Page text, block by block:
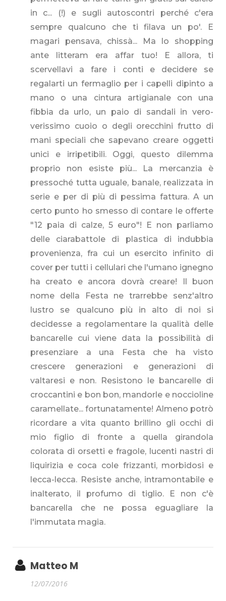
in c... (!) e sugli autoscontri perché c'era
sempre qualcuno che ti filava un po'. E
magari pensava, chissà... Ma lo shopping
ante litteram era affar tuo! E allora, ti
scervellavi a fare i conti e decidere se
regalarti un fermaglio per i capelli dipinto a
mano o una cintura artigianale con una
fibbia da urlo, un paio di sandali in vero-
verissimo cuoio o degli orecchini frutto di
mani speciali che sapevano creare oggetti
unici e irripetibili. Oggi, questo dilemma
proprio non esiste più... La mercanzia è
pressoché tutta uguale, banale, realizzata in
serie e per di più di pessima fattura. A un
certo punto ho smesso di contare le offerte
"12 paia di calze, 5 euro"! E non parliamo
delle ciarabattole di plastica di indubbia
provenienza, fra cui un esercito infinito di
cover per tutti i cellulari che l'umano ignegno
ha creato e ancora dovrà creare! Il buon
nome della Festa ne trarrebbe senz'altro
lustro se qualcuno più in alto di noi si
decidesse a regolamentare la qualità delle
bancarelle cui viene data la possibilità di
presenziare a una Festa che ha visto
crescere generazioni e generazioni di
valtaresi e non. Resistono le bancarelle di
croccantini e bon bon, mandorle e noccioline
caramellate... fortunatamente! Almeno potrò
ricordare a vita quanto brillino gli occhi di
mio figlio di fronte a quella girandola
colorata di orsetti e fragole, lucenti nastri di
liquirizia e coca cole frizzanti, morbidosi e
lecca-lecca. Resiste anche, intramontabile e
inalterato, il profumo di tiglio. E non c'è
bancarella che ne possa eguagliare la
l'immutata magia.
Matteo M
12/07/2016